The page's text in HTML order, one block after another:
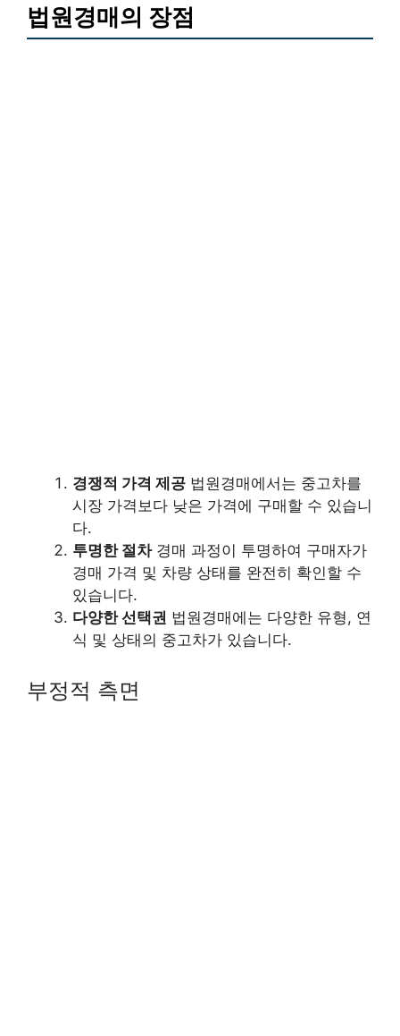
법원경매의 장점
경쟁적 가격 제공 법원경매에서는 중고차를
시장 가격보다 낮은 가격에 구매할 수 있습니
다.
투명한 절차경매 과정이 투명하여 구매자가
경매 가격 및 차량 상태를 완전히 확인할 수
있습니다.
다양한 선택권 법원경매에는 다양한 유형, 연
식 및 상태의 중고차가 있습니다.
부정적 측면